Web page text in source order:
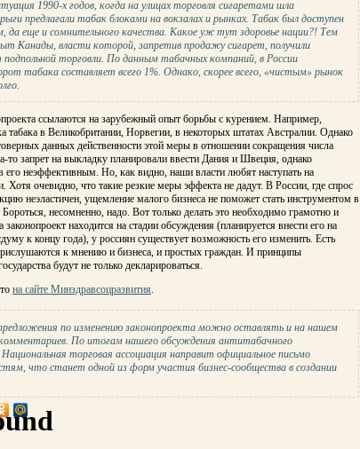
1990-х годов, когда на улицах торговля сигаретами шла
предлагали табак блоками на вокзалах и рынках. Табак был доступен
да еще и сомнительного качества. Какое уж тут здоровье нации?! Тем
Канады, власти которой, запретив продажу сигарет, получили
подпольной торговли. По данным табачных компаний, в России
табака составляет всего 1%. Однако, скорее всего, «чистым» рынок
ссылаются на зарубежный опыт борьбы с курением. Например,
табака в Великобритании, Норвегии, в некоторых штатах Австралии. Однако
данных действенности этой меры в отношении сокращения числа
то запрет на выкладку планировали ввести Дания и Швеция, однако
его неэффективным. Но, как видно, наши власти любят наступать на
Хотя очевидно, что такие резкие меры эффекта не дадут. В России, где спрос
неэластичен, ущемление малого бизнеса не поможет стать инструментом в
несомненно, надо. Вот только делать это необходимо грамотно и
находится на стадии обсуждения (планируется внести его на
к концу года), у россиян существует возможность его изменить. Есть
к мнению и бизнеса, и простых граждан. И принципы
будут не только декларироваться.
на сайте Минздравсоцразвития.
по изменению законопроекта можно оставлять и на нашем
По итогам нашего обсуждения антитабачного
торговая ассоциация направит официальное письмо
что станет одной из форм участия бизнес-сообщества в создании